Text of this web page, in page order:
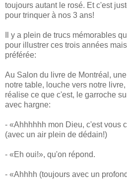
toujours autant le rosé. Et c'est
pour trinquer à nos 3 ans!
Il y a plein de trucs mémorables
pour illustrer ces trois années
préférée:
Au Salon du livre de Montréal,
notre table, louche vers notre
réalise ce que c'est, le garroche
avec hargne:
- «Ahhhhhh mon Dieu, c'est vous
(avec un air plein de dédain!)
- «Eh oui!», qu'on répond.
- «Ahhhh (toujours avec un